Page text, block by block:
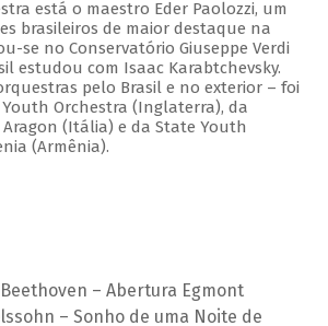
está o maestro Eder Paolozzi, um
brasileiros de maior destaque na
se no Conservatório Giuseppe Verdi
estudou com Isaac Karabtchevsky.
pelo Brasil e no exterior – foi
Orchestra (Inglaterra), da
Aragon (Itália) e da State Youth
(Armênia).
Beethoven – Abertura Egmont
– Sonho de uma Noite de